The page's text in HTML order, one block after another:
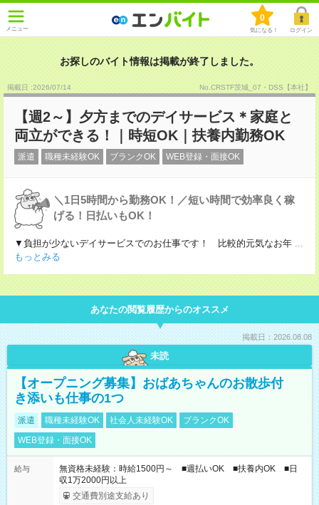
メニュー
0
気になる！ ログイン
お探しのバイト情報は掲載が終了しました。
掲載日 :2026/07/14 No.CRSTF茨城_07・DSS【本社】
【週2～】夕方までのデイサービス＊家庭と
両立ができる！｜時短OK｜扶養内勤務OK
派遣 職種未経験OK ブランクOK WEB登録・面接OK
＼1日5時間から勤務OK！／短い時間で効率良く稼
げる！日払いもOK！
▼負担が少ないデイサービスでのお仕事です！ 比較的元気なお年 ...
もっとみる
あなたの閲覧履歴からのオススメ
掲載日：2026.08.08
未読
【オープニング募集】おばあちゃんのお散歩付
き添いも仕事の1つ
派遣 職種未経験OK 社会人未経験OK
ブランクOK
WEB登録・面接OK
給与
無資格未経験：時給1500円～ ■週払いOK ■扶養内OK ■日
収1万2000円以上
交通費別途支給あり